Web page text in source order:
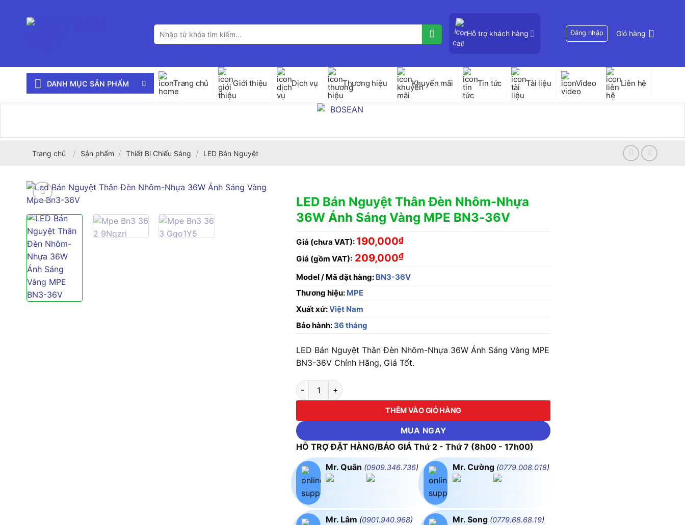
Tìm
kiếm:
Hỗ trợ khách hàng Đăng nhập Giỏ hàng
DANH MỤC SẢN PHẨM Trang chủ Giới thiệu Dịch vụ Thương hiệu Khuyến mãi Tin tức Tài liệu Video Liên hệ
Trang chủ / Sản phẩm / Thiết Bị Chiếu Sáng / LED Bán Nguyệt
LED Bán Nguyệt Thân Đèn Nhôm-Nhựa
36W Ánh Sáng Vàng MPE BN3-36V
Giá (chưa VAT): 190,000₫
Giá (gồm VAT): 209,000₫
Model / Mã đặt hàng: BN3-36V
Thương hiệu: MPE
Xuất xứ:Việt Nam
Bảo hành: 36 tháng
LED Bán Nguyệt Thân Đèn Nhôm-Nhựa 36W Ánh Sáng Vàng MPE
BN3-36V Chính Hãng, Giá Tốt.
LED Bán Nguyệt Thân Đèn Nhôm-Nhựa 36W Ánh Sáng Vàng MPE BN3-36V số lượng
THÊM VÀO GIỎ HÀNG
MUA NGAY
HỖ TRỢ ĐẶT HÀNG/BÁO GIÁ Thứ 2 - Thứ 7 (8h00 - 17h00)
Mr. Quân (0909.346.736)
Mr. Lâm (0901.940.968)
Mr. Cường (0779.008.018)
Mr. Song (0779.68.68.19)